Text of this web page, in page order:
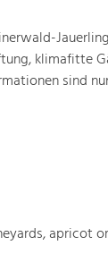
klimafitte
sind
apricot